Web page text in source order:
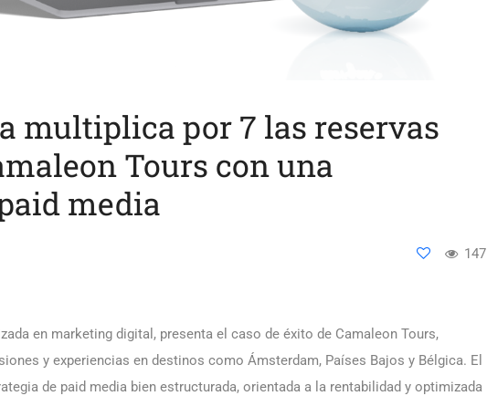
multiplica por 7 las reservas
Tours con una
media
147
en marketing digital, presenta el caso de éxito de Camaleon Tours,
y experiencias en destinos como Ámsterdam, Países Bajos y Bélgica. El
de paid media bien estructurada, orientada a la rentabilidad y optimizada